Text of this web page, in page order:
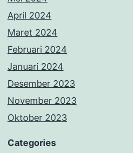
April 2024
Maret 2024
Februari 2024
Januari 2024
Desember 2023
November 2023
Oktober 2023
Categories